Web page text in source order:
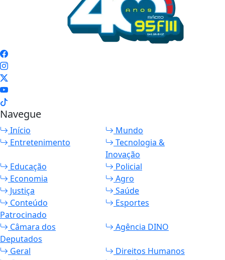
Navegue
Início
Mundo
Entretenimento
Tecnologia &
Inovação
Educação
Policial
Economia
Agro
Justiça
Saúde
Conteúdo
Patrocinado
Esportes
Câmara dos
Deputados
Agência DINO
Geral
Direitos Humanos